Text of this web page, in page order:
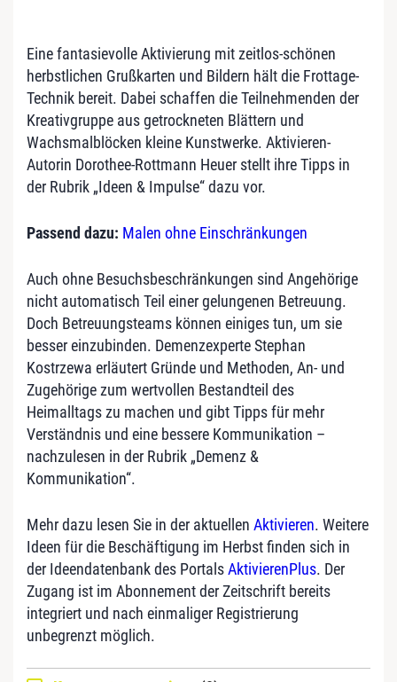
Eine fantasievolle Aktivierung mit zeitlos-schönen
herbstlichen Grußkarten und Bildern hält die Frottage-
Technik bereit. Dabei schaffen die Teilnehmenden der
Kreativgruppe aus getrockneten Blättern und
Wachsmalblöcken kleine Kunstwerke. Aktivieren-
Autorin Dorothee-Rottmann Heuer stellt ihre Tipps in
der Rubrik „Ideen & Impulse“ dazu vor.
Passend dazu: Malen ohne Einschränkungen
Auch ohne Besuchsbeschränkungen sind Angehörige
nicht automatisch Teil einer gelungenen Betreuung.
Doch Betreuungsteams können einiges tun, um sie
besser einzubinden. Demenzexperte Stephan
Kostrzewa erläutert Gründe und Methoden, An- und
Zugehörige zum wertvollen Bestandteil des
Heimalltags zu machen und gibt Tipps für mehr
Verständnis und eine bessere Kommunikation –
nachzulesen in der Rubrik „Demenz &
Kommunikation“.
Mehr dazu lesen Sie in der aktuellen Aktivieren. Weitere
Ideen für die Beschäftigung im Herbst finden sich in
der Ideendatenbank des PortalsAktivierenPlus. Der
Zugang ist im Abonnement der Zeitschrift bereits
integriert und nach einmaliger Registrierung
unbegrenzt möglich.